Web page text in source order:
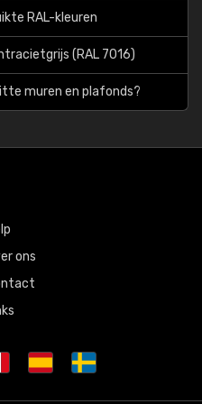
RAL-kleuren
(RAL 7016)
muren en plafonds?
ons